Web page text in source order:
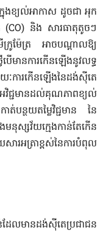
ងខ្យល់អាកាស ដូចជា អុក
និង សារធាតុតូចៗ
ក្រូម៉ែត្រ អាចបណ្តាលឱ្យ​
ានការកើនឡើងនូវលទ្ធ
រកើនឡើងនៃដង់ស៊ីតេ
វិជ្ជមានដល់គុណភាពខ្យល់
ន្ថយតម្លៃវិជ្ជមាន នៃ
សវ័យក្មេងកាន់តែកើន
រាខ្ពស់នៃការបំពុល
ែលមានដង់​ស៊ី​តេ​ប្រជាជន